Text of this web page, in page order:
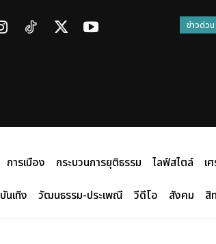
ข่าวด่วน
การเมือง กระบวนการยุติธรรม ไลฟ์สไตล์ เ
บันเทิง วัฒนธรรม-ประเพณี วีดีโอ สังคม สิ